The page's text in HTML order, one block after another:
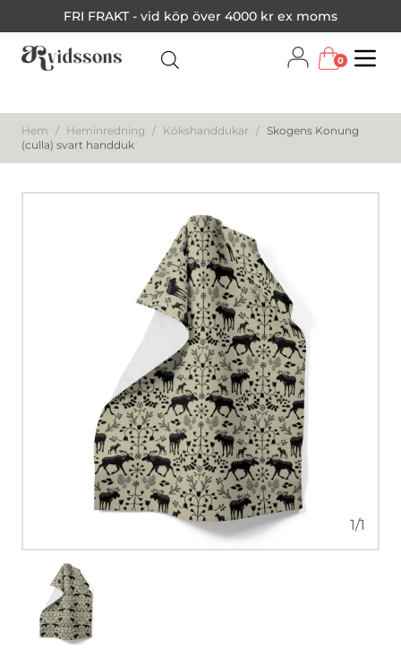
FRI FRAKT - vid köp över 4000 kr ex moms
0
Hem / Heminredning / Kökshanddukar / Skogens Konung
(culla) svart handduk
1/1